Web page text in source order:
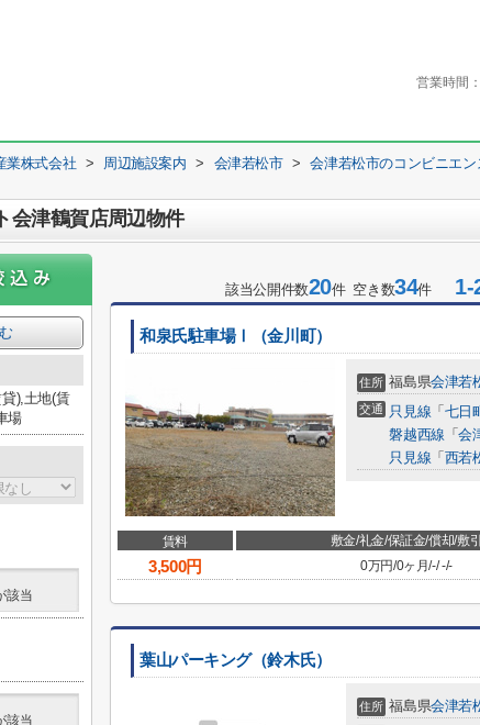
営業時間：
業株式会社 > 周辺施設案内 > 会津若松市 > 会津若松市のコンビニエン
会津鶴賀店周辺物件
該当公開件数20件 空き数34件1-
和泉氏駐車場Ⅰ（金川町）
住所 福島県会津若
交通 只見線 「 七日
磐越西線 「会
只見線 「 西若
賃料 敷金/礼金/保証金/償却/敷引
3,500円 0万円/0ヶ月/-/-/-
葉山パーキング（鈴木氏）
住所 福島県会津若
),土地(賃
場
該当
該当